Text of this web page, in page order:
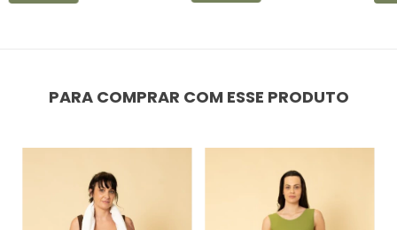
PARA COMPRAR COM ESSE PRODUTO